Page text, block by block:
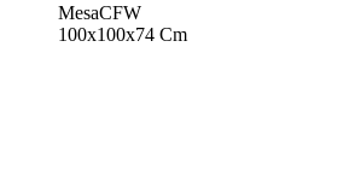
MesaCFW
100x100x74 Cm